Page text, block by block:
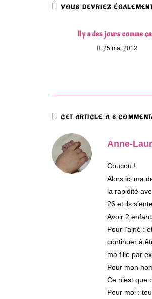
VOUS DEVRIEZ
Il y a des jours comme
25 mai 2012
CET ARTICLE A 6
Anne-
Coucou !
Alors ici ma
la rapidité
26 et ils
Avoir 2
Pour l’ainé :
continuer à
ma fille par
Pour mon
Ce n’est que
Pour moi :